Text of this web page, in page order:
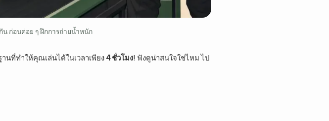
ก่อนค่อย ๆ ฝึกการถ่ายน้ำหนัก
ที่ทำให้คุณเล่นได้ในเวลาเพียง4 ชั่วโมง! ฟังดูน่าสนใจใช่ไหม ไป